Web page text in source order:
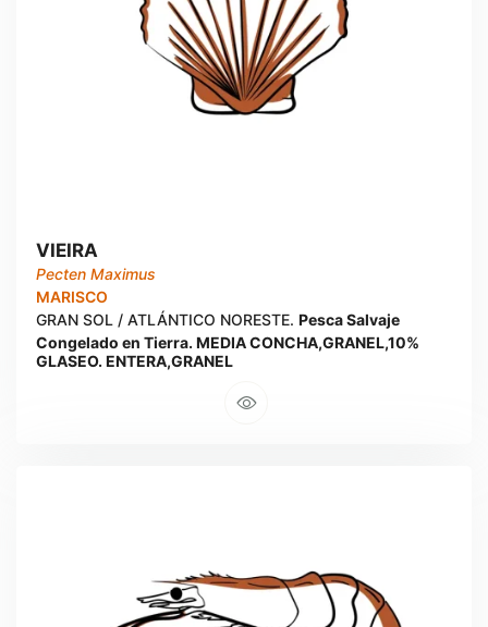
VIEIRA
Pecten Maximus
MARISCO
GRAN SOL / ATLÁNTICO NORESTE. Pesca Salvaje
Congelado en Tierra. MEDIA CONCHA,GRANEL,10%
GLASEO. ENTERA,GRANEL